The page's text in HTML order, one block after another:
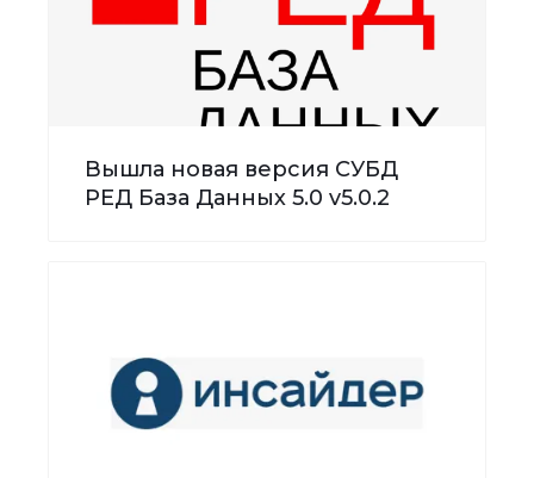
Вышла новая версия СУБД
РЕД База Данных 5.0 v5.0.2